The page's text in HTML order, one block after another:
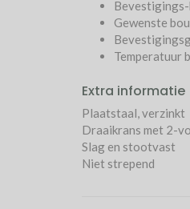
Gewenste
Temperatuur
Extra informatie
Plaatstaal, verzinkt
Draaikrans met 2-
Slag en stootvast
Niet strepend